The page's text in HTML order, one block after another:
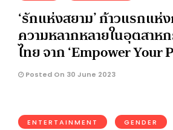
‘รักแห่งสยาม’ ก้าวแรกแห่
ความหลากหลายในอุตสาห
ไทย จาก ‘Empower Your
Posted On 30 June 2023
ENTERTAINMENT GENDER